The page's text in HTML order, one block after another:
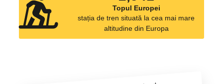
Topul Europei
stația de tren situată la cea mai mare
altitudine din Europa